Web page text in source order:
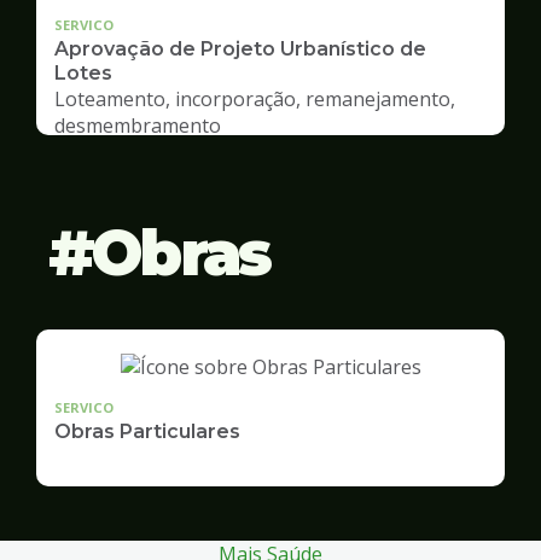
SERVICO
Aprovação de Projeto Urbanístico de
Lotes
Loteamento, incorporação, remanejamento,
desmembramento
Obras
SERVICO
Obras Particulares
Mais Saúde